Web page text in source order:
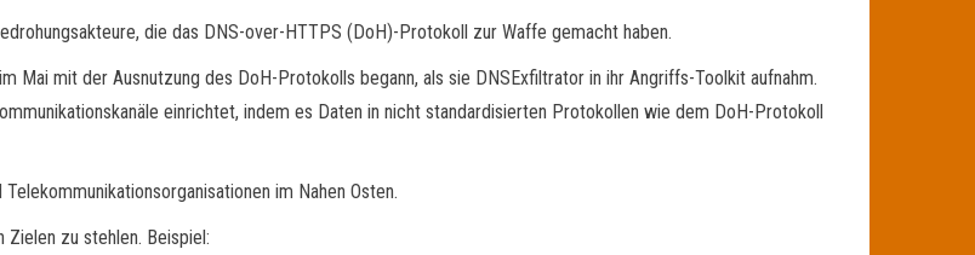
die das DNS-over-HTTPS (DoH)-Protokoll zur Waffe gemacht haben.
Mai mit der Ausnutzung des DoH-Protokolls begann, als sie DNSExfiltrator in ihr Angriffs-Toolkit aufnahm.
einrichtet, indem es Daten in nicht standardisierten Protokollen wie dem DoH-Protokoll
im Nahen Osten.
Zielen zu stehlen. Beispiel: